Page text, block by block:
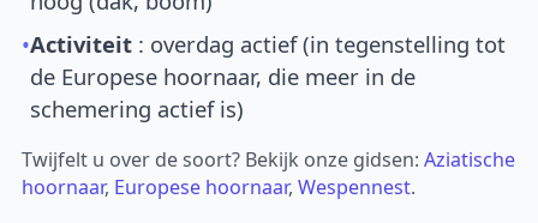
•Activiteit : overdag actief (in tegenstelling tot
de Europese hoornaar, die meer in de
schemering actief is)
Twijfelt u over de soort? Bekijk onze gidsen:Aziatische
hoornaar, Europese hoornaar,Wespennest.